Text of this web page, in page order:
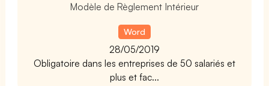
Modèle de Règlement Intérieur
Word
28/05/2019
Obligatoire dans les entreprises de 50 salariés et
plus et fac...